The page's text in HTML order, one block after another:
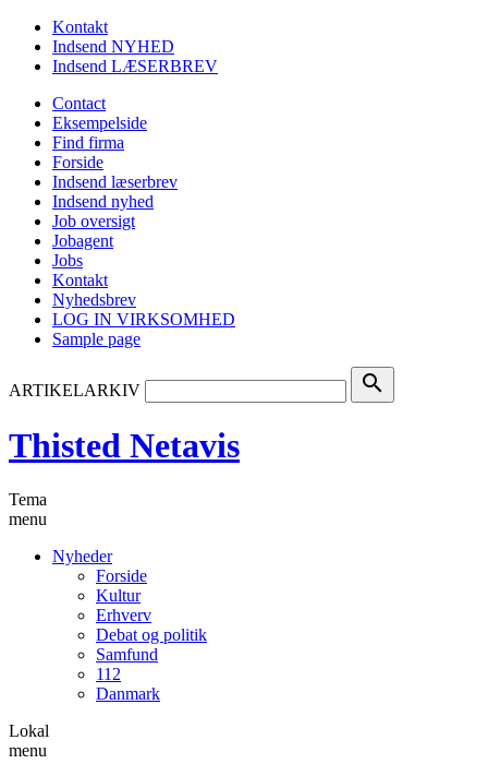
Kontakt
Indsend NYHED
Indsend LÆSERBREV
Contact
Eksempelside
Find firma
Forside
Indsend læserbrev
Indsend nyhed
Job oversigt
Jobagent
Jobs
Kontakt
Nyhedsbrev
LOG IN VIRKSOMHED
Sample page
ARTIKELARKIV search
Thisted Netavis
Tema
menu
Nyheder
Forside
Kultur
Erhverv
Debat og politik
Samfund
112
Danmark
Lokal
menu